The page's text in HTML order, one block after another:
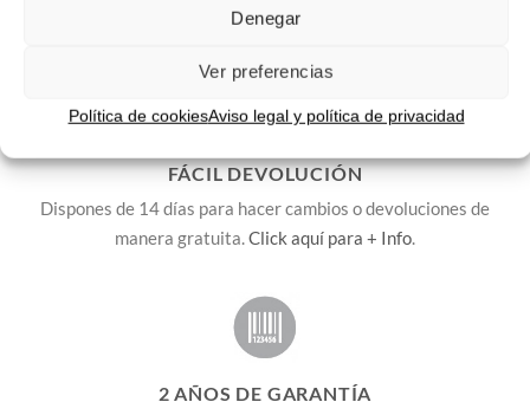
Denegar
Ver preferencias
Política de cookiesAviso legal y política de privacidad
We ship to all EU countries.
FÁCIL DEVOLUCIÓN
Dispones de 14 días para hacer cambios o devoluciones de
manera gratuita.Click aquí para + Info.
2 AÑOS DE GARANTÍA